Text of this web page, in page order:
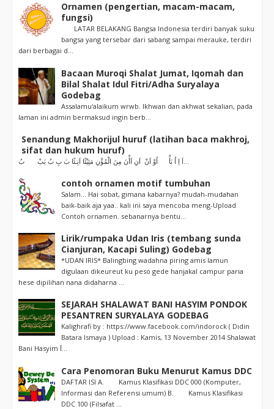
Ornamen (pengertian, macam-macam,
fungsi)
LATAR BELAKANG Bangsa Indonesia terdiri banyak suku
bangsa yang tersebar dari sabang sampai merauke, terdiri
dari berbagai d...
Bacaan Muroqi Shalat Jumat, Iqomah dan
Bilal Shalat Idul Fitri/Adha Suryalaya
Godebag
Assalamu'alaikum wrwb. Ikhwan dan akhwat sekalian, pada
laman ini admin bermaksud ingin berb...
Senandung Makhorijul huruf (latihan baca makhroj,
sifat dan hukum huruf)
اَ اِ اُ بَأْ اُوْ اَنْ اَنِ اَأْنَ مِنَ الْمُؤْنِ مَئِيْئًا اَنِـئًا بَ بِ بُ بَبْ بُ...
contoh ornamen motif tumbuhan
Salam... Hai sobat, gimana kabarnya? mudah-mudahan
baik-baik aja yaa.. kali ini saya mencoba meng-Upload
Contoh ornamen. sebanarnya bentu...
Lirik/rumpaka Udan Iris (tembang sunda
Cianjuran, Kacapi Suling) Godebag
*UDAN IRIS* Balingbing wadahna piring amis lamun
digulaan dikeureut ku peso gede hanjakal campur paria
hese dipilihan nana didaharna ...
SEJARAH SHALAWAT BANI HASYIM PONDOK
PESANTREN SURYALAYA GODEBAG
Kalighrafi by : https://www.facebook.com/indorock ( Didin
Batara Ismaya ) Upload : Kamis, 13 November 2014 Shalawat
Bani Hasyim اَ...
Cara Penomoran Buku Menurut Kamus DDC
DAFTAR ISI A. Kamus Klasifikasi DDC 000 (Komputer,
Informasi dan Referensi umum) B. Kamus Klasifikasi
DDC 100 (Filsafat ...